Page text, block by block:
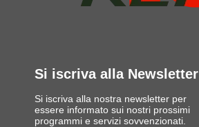
Si iscriva alla Newsletter
Si iscriva alla nostra newsletter per
essere informato sui nostri prossimi
programmi e servizi sovvenzionati.